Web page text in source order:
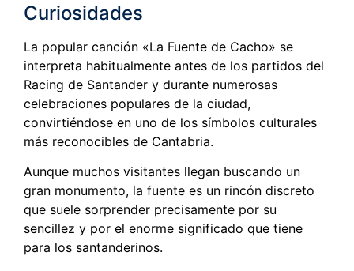
Curiosidades
La popular canción «La Fuente de Cacho» se
interpreta habitualmente antes de los partidos del
Racing de Santander y durante numerosas
celebraciones populares de la ciudad,
convirtiéndose en uno de los símbolos culturales
más reconocibles de Cantabria.
Aunque muchos visitantes llegan buscando un
gran monumento, la fuente es un rincón discreto
que suele sorprender precisamente por su
sencillez y por el enorme significado que tiene
para los santanderinos.